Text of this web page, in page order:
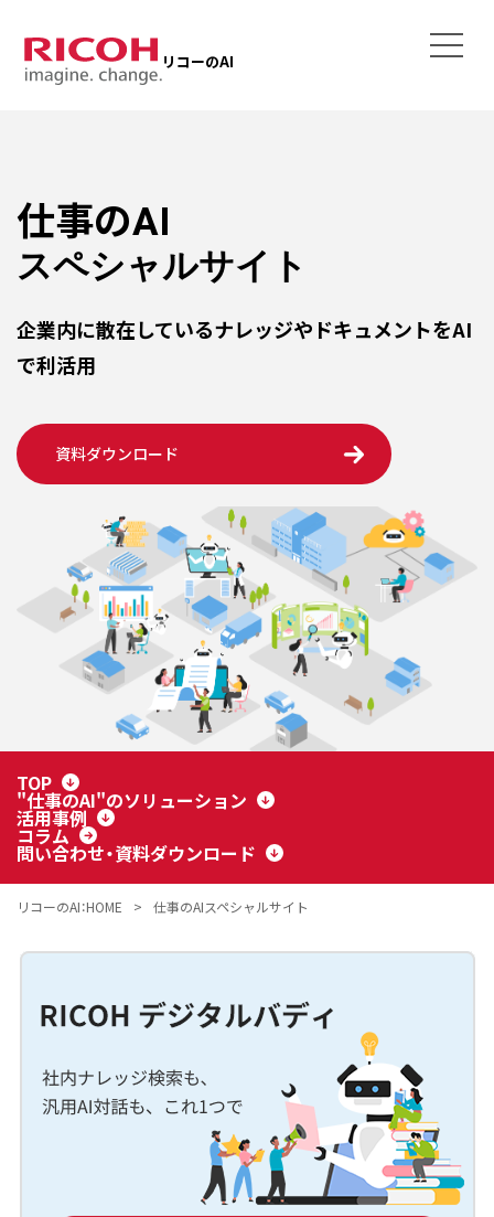
リコーのAI
仕事のAI
スペシャルサイト
企業内に散在しているナレッジや ドキュメントをAI
で利活用
資料ダウンロード
TOP
"仕事のAI"のソリューション
活用事例
コラム
問い合わせ・資料ダウンロード
リコーのAI：HOME 仕事のAIスペシャルサイト